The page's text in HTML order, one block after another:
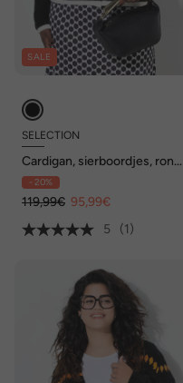
SALE
SELECTION
Cardigan, sierboordjes, ronde
hals, zakken, lange mouwen
- 20%
119,99€ 95,99€
5
(1)